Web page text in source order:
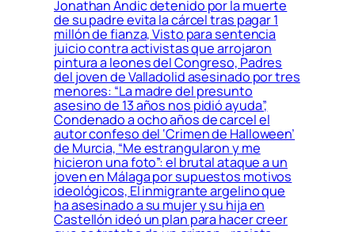
Jonathan Andic detenido por la muerte
de su padre evita la cárcel tras pagar 1
millón de fianza, Visto para sentencia
juicio contra activistas que arrojaron
pintura a leones del Congreso, Padres
del joven de Valladolid asesinado por tres
menores: “La madre del presunto
asesino de 13 años nos pidió ayuda”,
Condenado a ocho años de carcel el
autor confeso del ‘Crimen de Halloween’
de Murcia, “Me estrangularon y me
hicieron una foto”: el brutal ataque a un
joven en Málaga por supuestos motivos
ideológicos, El inmigrante argelino que
ha asesinado a su mujer y su hija en
Castellón ideó un plan para hacer creer